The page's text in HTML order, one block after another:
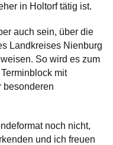
in Holtorf tätig ist.
auch sein, über die
Landkreises Nienburg
So wird es zum
mit
besonderen
noch nicht,
und ich freuen